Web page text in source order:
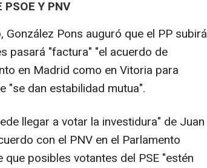
PSOE Y PNV
Pons auguró que el PP subirá
pasará "factura" "el acuerdo de
en Madrid como en Vitoria para
"se dan estabilidad mutua".
llegar a votar la investidura" de Juan
con el PNV en el Parlamento
posibles votantes del PSE "estén